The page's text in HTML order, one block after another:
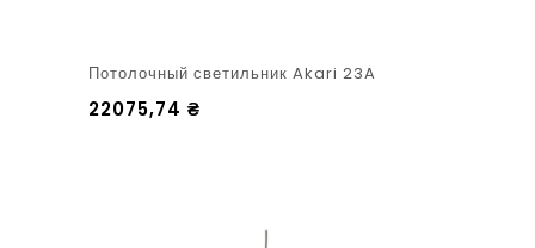
Потолочный светильник Akari 23A
22075,74 ₴